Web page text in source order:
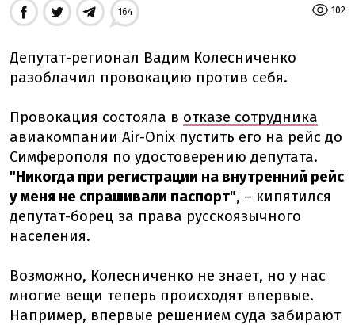
102
164
Депутат-регионал Вадим Колесниченко
разоблачил провокацию против себя.
Провокация состояла в отказе сотрудника
авиакомпании Air-Onix пустить его на рейс до
Симферополя по удостоверению депутата.
"Никогда при регистрации на внутренний рейс
у меня не спрашивали паспорт", – кипятился
депутат-борец за права русскоязычного
населения.
Возможно, Колесниченко не знает, но у нас
многие вещи теперь происходят впервые.
Например, впервые решением суда забирают